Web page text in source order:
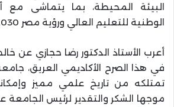
البيئة المحيطة، بما يتماشى مع
الوطنية للتعليم العالي ورؤية مصر 2030.
أعرب الأستاذ الدكتور رضا حجازي عن
في هذا الصرح الأكاديمي العريق،
تمتلكه من تاريخ علمي مميز
موجها الشكر والتقدير لرئيس الجامعة